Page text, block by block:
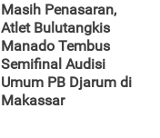
Masih Penasaran,
Atlet Bulutangkis
Manado Tembus
Semifinal Audisi
Umum PB Djarum di
Makassar